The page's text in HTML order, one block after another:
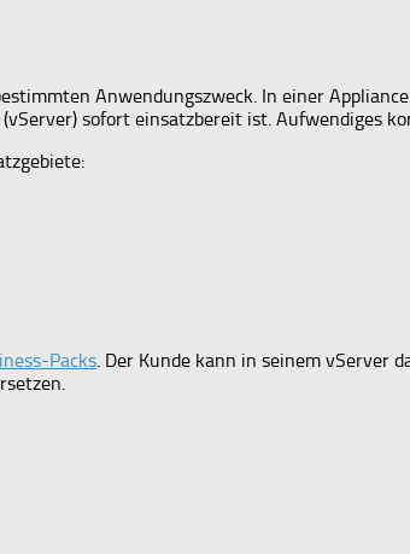
Anwendungszweck. In einer
sofort einsatzbereit ist. Aufwendiges
Packs. Der Kunde kann in seinem vServer